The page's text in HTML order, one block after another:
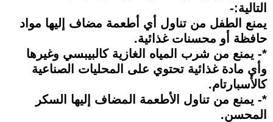
التالية:-
يمنع الطفل من تناول أي أطعمة مضاف إليها مواد
حافظة أو محسنات غذائية.
*- يمنع من شرب المياه الغازية كالبيبسي وغيرها
وأي مادة غذائية تحتوي على المحليات الصناعية
كالأسبارتام.
*- يمنع من تناول الأطعمة المضاف إليها السكر
المحسن.